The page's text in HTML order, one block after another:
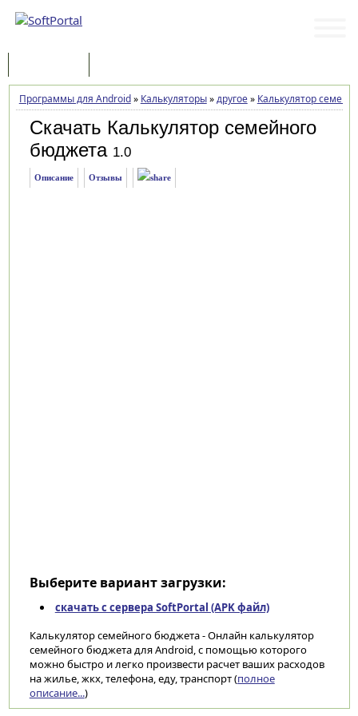
Программы для Android» Калькуляторы»другое» Калькулятор
Скачать Калькулятор семейного
бюджета 1.0
Описание Отзывы
Выберите вариант загрузки:
скачать с сервера SoftPortal (APK файл)
Калькулятор семейного бюджета - Онлайн калькулятор
семейного бюджета для Android, с помощью которого
можно быстро и легко произвести расчет ваших расходов
на жилье, жкх, телефона, еду, транспорт (полное
описание...)